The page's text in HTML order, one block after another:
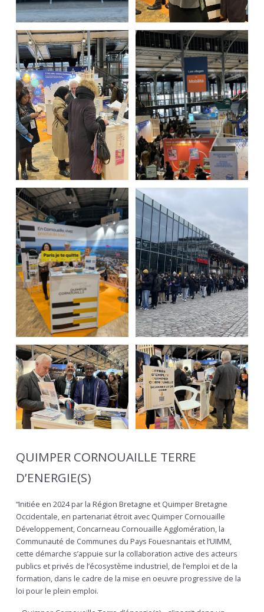
QUIMPER CORNOUAILLE TERRE
D’ENERGIE(S)
“Initiée en 2024 par la Région Bretagne et Quimper Bretagne
Occidentale, en partenariat étroit avec Quimper Cornouaille
Développement, Concarneau Cornouaille Agglomération, la
Communauté de Communes du Pays Fouesnantais et l’UIMM,
cette démarche s’appuie sur la collaboration active des acteurs
publics et privés de l’écosystème industriel, de l’emploi et de la
formation, dans le cadre de la mise en oeuvre progressive de la
loi pour le plein emploi.